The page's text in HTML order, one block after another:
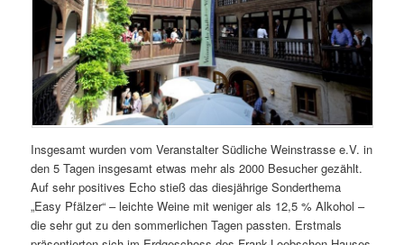
Insgesamt wurden vom Veranstalter Südliche Weinstrasse e.V. in
den 5 Tagen insgesamt etwas mehr als 2000 Besucher gezählt.
Auf sehr positives Echo stieß das diesjährige Sonderthema
„Easy Pfälzer“ – leichte Weine mit weniger als 12,5 % Alkohol –
die sehr gut zu den sommerlichen Tagen passten. Erstmals